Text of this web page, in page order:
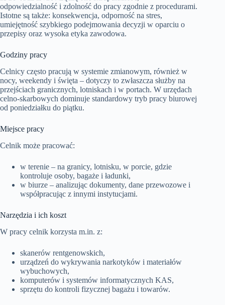
odpowiedzialność i zdolność do pracy zgodnie z procedurami.
Istotne są także: konsekwencja, odporność na stres,
umiejętność szybkiego podejmowania decyzji w oparciu o
przepisy oraz wysoka etyka zawodowa.
Godziny pracy
Celnicy często pracują w systemie zmianowym, również w
nocy, weekendy i święta – dotyczy to zwłaszcza służby na
przejściach granicznych, lotniskach i w portach. W urzędach
celno-skarbowych dominuje standardowy tryb pracy biurowej
od poniedziałku do piątku.
Miejsce pracy
Celnik może pracować:
w terenie – na granicy, lotnisku, w porcie, gdzie
kontroluje osoby, bagaże i ładunki,
w biurze – analizując dokumenty, dane przewozowe i
współpracując z innymi instytucjami.
Narzędzia i ich koszt
W pracy celnik korzysta m.in. z:
skanerów rentgenowskich,
urządzeń do wykrywania narkotyków i materiałów
wybuchowych,
komputerów i systemów informatycznych KAS,
sprzętu do kontroli fizycznej bagażu i towarów.